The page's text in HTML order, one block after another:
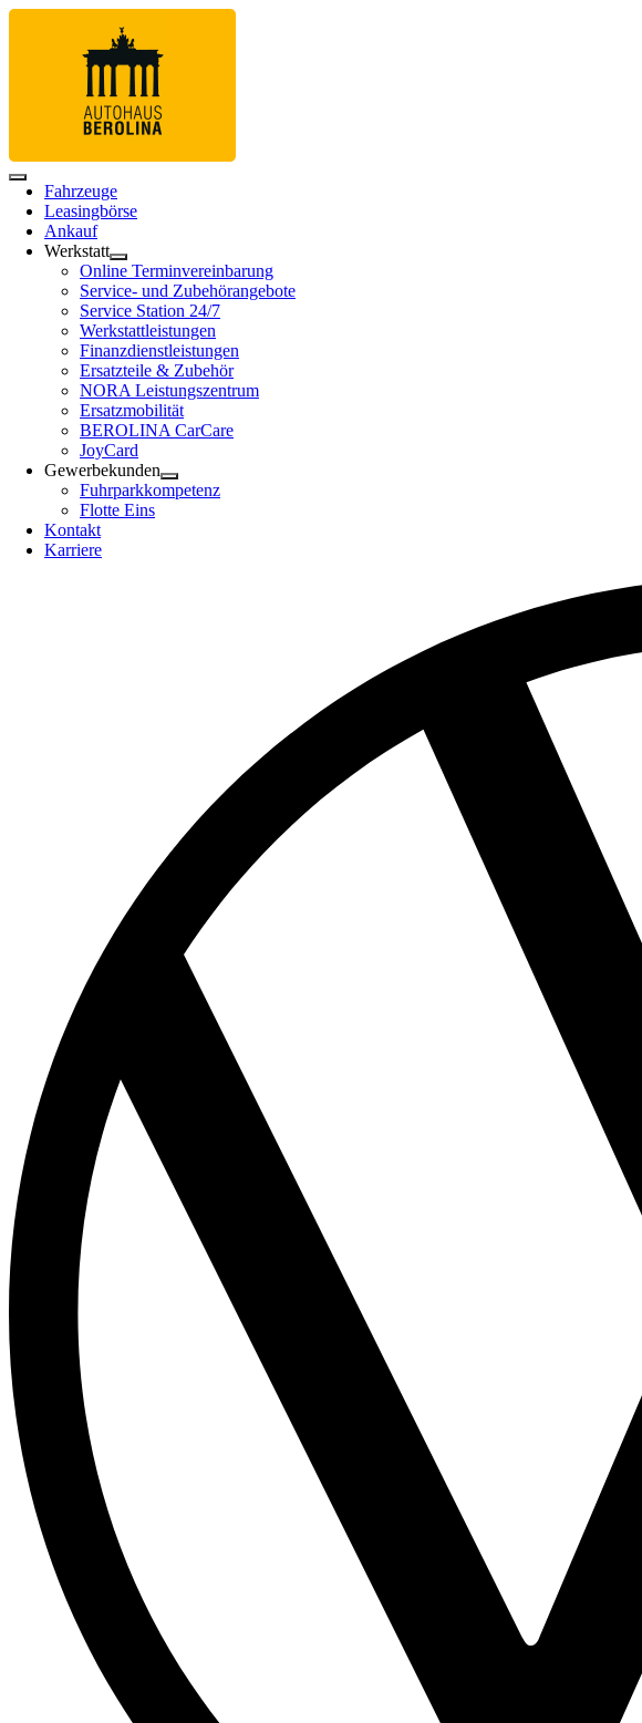
Fahrzeuge
Leasingbörse
Ankauf
Werkstatt
Online Terminvereinbarung
Service- und Zubehörangebote
Service Station 24/7
Werkstattleistungen
Finanzdienstleistungen
Ersatzteile & Zubehör
NORA Leistungszentrum
Ersatzmobilität
BEROLINA CarCare
JoyCard
Gewerbekunden
Fuhrparkkompetenz
Flotte Eins
Kontakt
Karriere